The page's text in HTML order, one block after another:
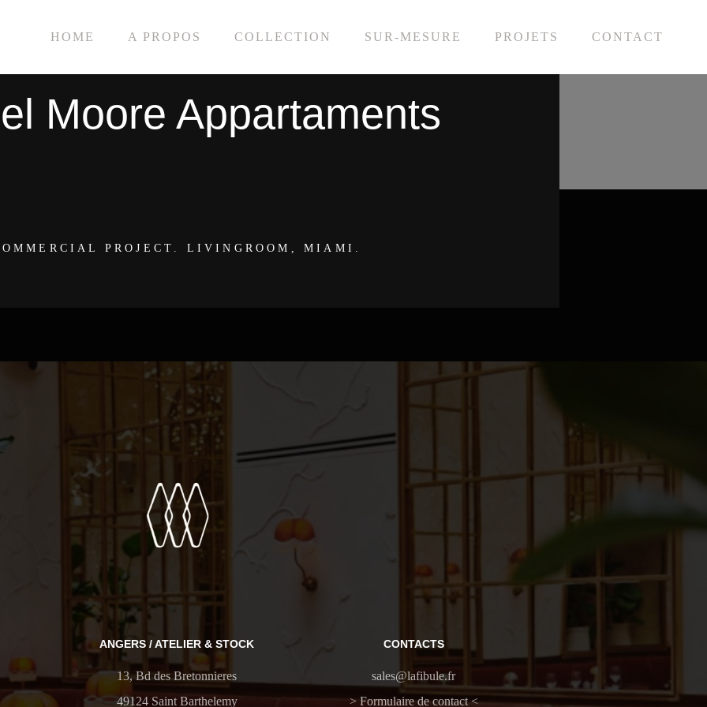
HOME A PROPOS COLLECTION SUR-MESURE PROJETS CONTACT
Moore Appartaments
PROJECT. LIVINGROOM, MIAMI.
ANGERS / ATELIER & STOCK
13, Bd des Bretonnieres
49124 Saint Barthelemy
CONTACTS
sales@lafibule.fr
> Formulaire de contact <